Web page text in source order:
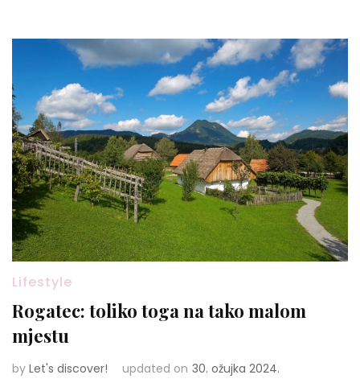
Lifestyle
Rogatec: toliko toga na tako malom
mjestu
by Let's discover! updated on 30. ožujka 2024.